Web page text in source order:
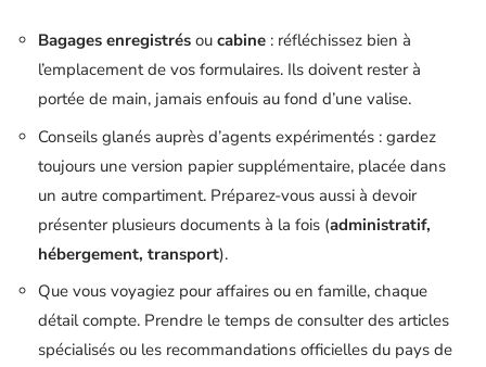
Bagages enregistrés ou cabine : réfléchissez bien à
l’emplacement de vos formulaires. Ils doivent rester à
portée de main, jamais enfouis au fond d’une valise.
Conseils glanés auprès d’agents expérimentés : gardez
toujours une version papier supplémentaire, placée dans
un autre compartiment. Préparez-vous aussi à devoir
présenter plusieurs documents à la fois (administratif,
hébergement, transport).
Que vous voyagiez pour affaires ou en famille, chaque
détail compte. Prendre le temps de consulter des articles
spécialisés ou les recommandations officielles du pays de